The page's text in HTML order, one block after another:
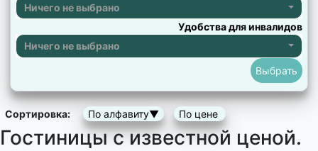
Ничего не выбрано
Удобства для инвалидов
Ничего не выбрано
Сортировка: По алфавиту▼ По цене
Гостиницы с известной ценой.